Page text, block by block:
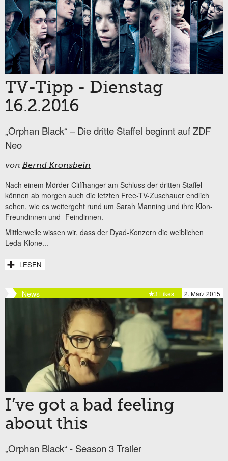
TV-Tipp - Dienstag
16.2.2016
„Orphan Black“ – Die dritte Staffel beginnt auf ZDF
Neo
von Bernd Kronsbein
Nach einem Mörder-Cliffhanger am Schluss der dritten Staffel
können ab morgen auch die letzten Free-TV-Zuschauer endlich
sehen, wie es weitergeht rund um Sarah Manning und ihre Klon-
Freundinnen und -Feindinnen.
Mittlerweile wissen wir, dass der Dyad-Konzern die weiblichen
Leda-Klone...
LESEN
News 2. März 2015
3 Likes
I’ve got a bad feeling
about this
„Orphan Black“ - Season 3 Trailer